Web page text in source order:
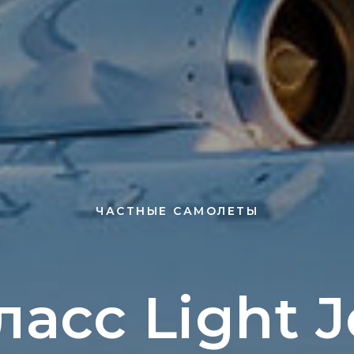
ЧАСТНЫЕ САМОЛЕТЫ
Light